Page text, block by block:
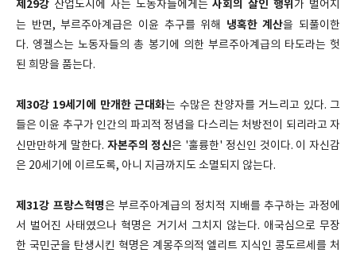
제29강 산업도시에 사는 노동자들에게는사회의 살인 행위 가 벌어지
는 반면, 부르주아계급은 이윤 추구를 위해 냉혹한 계산을 되풀이한
다. 엥겔스는 노동자들의 총 봉기에 의한 부르주아계급의 타도라는 헛
된 희망을 품는다.
제30강 19세기에 만개한 근대화는 수많은 찬양자를 거느리고 있다. 그
들은 이윤 추구가 인간의 파괴적 정념을 다스리는 처방전이 되리라고 자
신만만하게 말한다. 자본주의 정신은 '훌륭한' 정신인 것이다. 이 자신감
은 20세기에 이르도록, 아니 지금까지도 소멸되지 않는다.
제31강 프랑스혁명은 부르주아계급의 정치적 지배를 추구하는 과정에
서 벌어진 사태였으나 혁명은 거기서 그치지 않는다. 애국심으로 무장
한 국민군을 탄생시킨 혁명은 계몽주의적 엘리트 지식인 콩도르세를 처